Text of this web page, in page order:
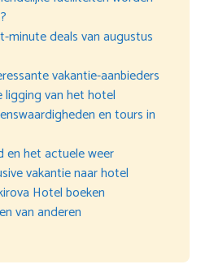
minute deals van augustus
vakantie-aanbieders
ligging van het hotel
en tours in
en het actuele weer
vakantie naar hotel
Hotel boeken
van anderen